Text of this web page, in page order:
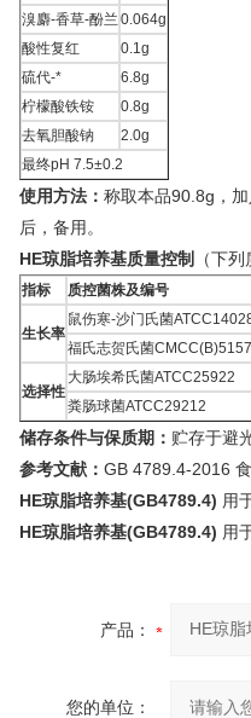
溴麝-香草-酚兰 0.064g
酸性复红
0.1g
硫代-*
6.8g
柠檬酸铁铵
0.8g
去氧胆酸钠
2.0g
最终pH 7.5±0.2
使用方法： 称取本品90.8g，
后，备用。
HE琼脂培养基质量控制
（下
指标 质控菌株及编号
生长率
鼠伤寒-沙门氏菌
福氏志贺氏菌
选择性
大肠埃希氏菌ATCC25922
粪肠球菌ATCC29212
储存条件与保质期： 贮存于避
参考文献： GB 4789.4-2016
HE琼脂培养基(GB4789.4) 用
HE琼脂培养基(GB4789.4) 用
产品：
您的单位：